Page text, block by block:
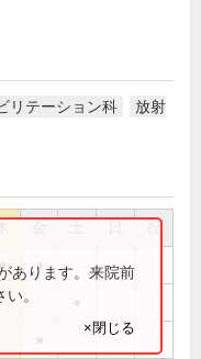
リテーション科
放射
祝
● ●
あります。来院前
。
×閉じる